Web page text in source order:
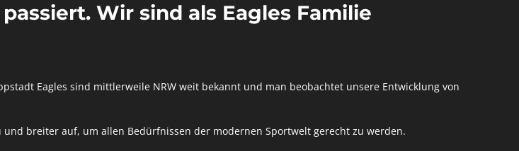
Wir sind als Eagles Familie
Eagles sind mittlerweile NRW weit bekannt und man beobachtet unsere Entwicklung von
breiter auf, um allen Bedürfnissen der modernen Sportwelt gerecht zu werden.